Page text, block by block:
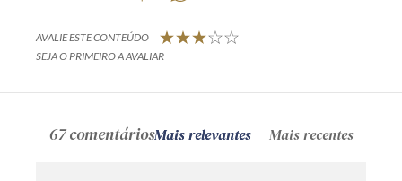
AVALIE ESTE CONTEÚDO
SEJA O PRIMEIRO A AVALIAR
67 comentáriosMais relevantes Mais recentes